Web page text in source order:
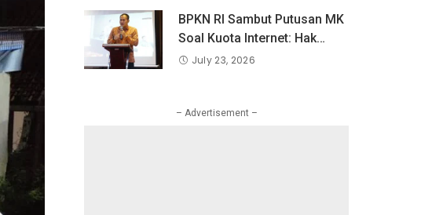
BPKN RI Sambut Putusan MK
Soal Kuota Internet: Hak
Konsumen Tak Boleh Hangus
July 23, 2026
– Advertisement –